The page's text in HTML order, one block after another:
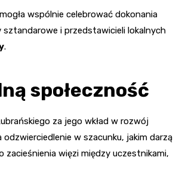
wspólnie celebrować dokonania
sztandarowe i przedstawicieli lokalnych
.
społeczność
za jego wkład w rozwój
w szacunku, jakim darzą
zacieśnienia więzi między uczestnikami,